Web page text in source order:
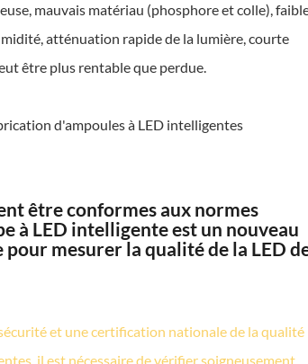
mauvais matériau (phosphore et colle),
atténuation rapide de la lumière, courte
être plus rentable que perdue.
d'ampoules à LED intelligentes
être conformes aux normes
à LED intelligente est un nouveau
mesurer la qualité de la LED
et une certification nationale de la qualité
il est nécessaire de vérifier soigneusement